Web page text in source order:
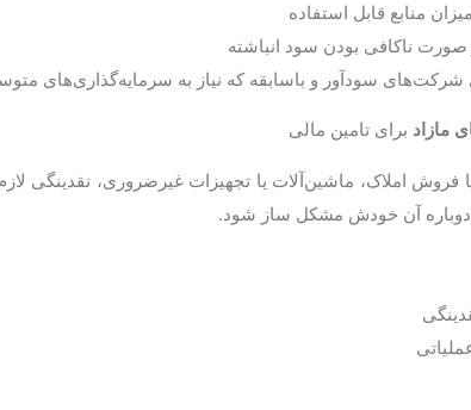
منابع قابل استفاده
ناکافی بودن سود انباشته
سودآور و باسابقه که نیاز به سرمایه‌گذاری‌های
برای تامین مالی
فروش املاک، ماشین‌آلات یا تجهیزات غیرضروری، نقدینگی
دوباره آن خودش مشکل ساز شود.